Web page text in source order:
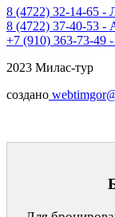
8 (4722) 32-14-65 -
8 (4722) 37-40-53 -
+7 (910) 363-73-49
2023 Милас-тур
создано